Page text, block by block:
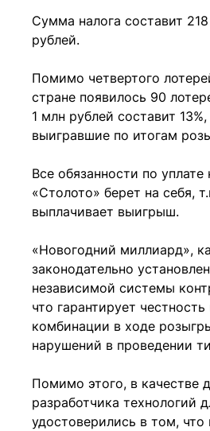
Сумма налога составит
рублей.
Помимо четвертого
стране появилось 90
1 млн рублей составит
выигравшие по итогам
Все обязанности по
«Столото» берет на себя,
выплачивает выигрыш.
«Новогодний миллиард»,
законодательно
независимой системы
что гарантирует
комбинации в ходе
нарушений в проведении
Помимо этого, в качестве
разработчика технологий
удостоверились в том,